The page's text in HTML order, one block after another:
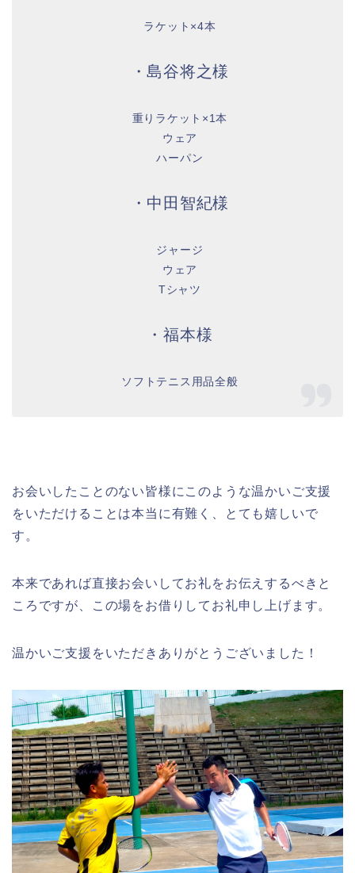
ラケット×4本
・島谷将之様
重りラケット×1本
ウェア
ハーパン
・中田智紀様
ジャージ
ウェア
Tシャツ
・福本様
ソフトテニス用品全般
お会いしたことのない皆様にこのような温かいご支援
をいただけることは本当に有難く、とても嬉しいで
す。
本来であれば直接お会いしてお礼をお伝えするべきと
ころですが、この場をお借りしてお礼申し上げます。
温かいご支援をいただきありがとうございました！